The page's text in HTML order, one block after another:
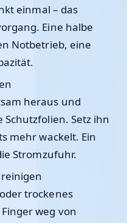
einmal – das
Eine halbe
Notbetrieb, eine
heraus und
Setz ihn
mehr wackelt. Ein
Stromzufuhr.
trockenes
weg von